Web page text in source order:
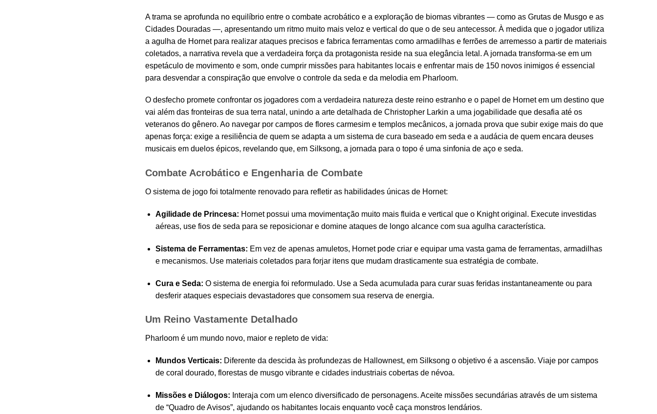
A trama se aprofunda no equilíbrio entre o combate acrobático e a exploração de biomas vibrantes — como as Grutas de Musgo e as
Cidades Douradas —, apresentando um ritmo muito mais veloz e vertical do que o de seu antecessor. À medida que o jogador utiliza
a agulha de Hornet para realizar ataques precisos e fabrica ferramentas como armadilhas e ferrões de arremesso a partir de materiais
coletados, a narrativa revela que a verdadeira força da protagonista reside na sua elegância letal. A jornada transforma-se em um
espetáculo de movimento e som, onde cumprir missões para habitantes locais e enfrentar mais de 150 novos inimigos é essencial
para desvendar a conspiração que envolve o controle da seda e da melodia em Pharloom.
O desfecho promete confrontar os jogadores com a verdadeira natureza deste reino estranho e o papel de Hornet em um destino que
vai além das fronteiras de sua terra natal, unindo a arte detalhada de Christopher Larkin a uma jogabilidade que desafia até os
veteranos do gênero. Ao navegar por campos de flores carmesim e templos mecânicos, a jornada prova que subir exige mais do que
apenas força: exige a resiliência de quem se adapta a um sistema de cura baseado em seda e a audácia de quem encara deuses
musicais em duelos épicos, revelando que, em Silksong, a jornada para o topo é uma sinfonia de aço e seda.
Combate Acrobático e Engenharia de Combate
O sistema de jogo foi totalmente renovado para refletir as habilidades únicas de Hornet:
Agilidade de Princesa: Hornet possui uma movimentação muito mais fluida e vertical que o Knight original. Execute investidas
aéreas, use fios de seda para se reposicionar e domine ataques de longo alcance com sua agulha característica.
Sistema de Ferramentas: Em vez de apenas amuletos, Hornet pode criar e equipar uma vasta gama de ferramentas, armadilhas
e mecanismos. Use materiais coletados para forjar itens que mudam drasticamente sua estratégia de combate.
Cura e Seda: O sistema de energia foi reformulado. Use a Seda acumulada para curar suas feridas instantaneamente ou para
desferir ataques especiais devastadores que consomem sua reserva de energia.
Um Reino Vastamente Detalhado
Pharloom é um mundo novo, maior e repleto de vida:
Mundos Verticais: Diferente da descida às profundezas de Hallownest, em Silksong o objetivo é a ascensão. Viaje por campos
de coral dourado, florestas de musgo vibrante e cidades industriais cobertas de névoa.
Missões e Diálogos: Interaja com um elenco diversificado de personagens. Aceite missões secundárias através de um sistema
de “Quadro de Avisos”, ajudando os habitantes locais enquanto você caça monstros lendários.